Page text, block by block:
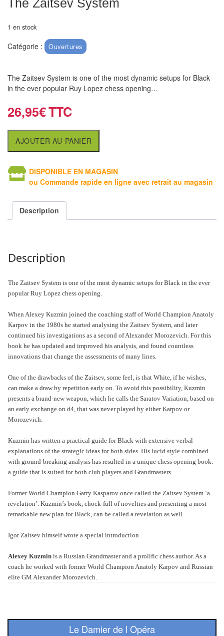
air
Pendules
Echiquier
aveugles
d'échecs
Livres
en
Livres
français
Accessoires
Jeux
de
Jeux
de
cartes
Collectionner
(TCG)
Les
Pour
les
Pour
la
Pour
les
initiés
The Zaitsev System
1 en stock
Catégorie : Ouvertures
The Zaitsev System is one of the most dynamic setups for Black
in the ever popular Ruy Lopez chess opening…
26,95€
AJOUTER AU PANIER
DISPONIBLE EN MAGASIN
ou Commande rapide en ligne avec retrait au magasin
Description
Description
The Zaitsev System is one of the most dynamic setups for Black in the ever
popular Ruy Lopez chess opening.
When Alexey Kuzmin joined the coaching staff of World Champion Anatoly
Karpov in the 1980s he started analysing the Zaitsev System, and later
continued his investigations as a second of Alexander Morozevich. For this
book he has updated and improved his analysis, and found countless
innovations that change the assessments of many lines.
One of the drawbacks of the Zaitsev, some feel, is that White, if he wishes,
can make a draw by repetition early on. To avoid this possibility, Kuzmin
presents a brand-new weapon, which he calls the Saratov Variation, based on
an early exchange on d4, that was never played by either Karpov or
Morozevich.
Kuzmin has written a practical guide for Black with extensive verbal
explanations of the strategic ideas for both sides. His lucid style combined
with ground-breaking analysis has resulted in a unique chess opening book:
a guide that is suited for both club players and Grandmasters.
Former World Champion Garry Kasparov once called the Zaitsev System ‘a
revelation’. Kuzmin’s book, chock-full of novelties and presenting a most
remarkable new plan for Black, can be called a revelation as well.
Igor Zaitsev himself wrote a special introduction.
Alexey Kuzmin is a Russian Grandmaster and a prolific chess author. As a
coach he worked with former World Champion Anatoly Karpov and Russian
elite GM Alexander Morozevich.
Le Damier de l Opéra